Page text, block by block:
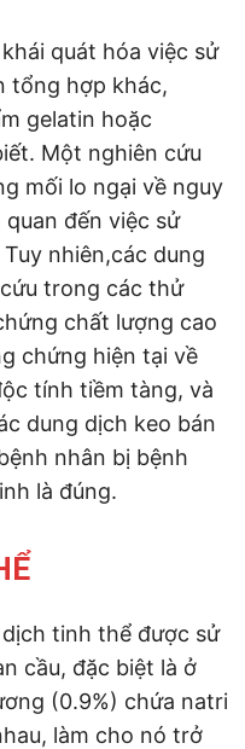
quát hóa việc sử
tổng hợp khác,
gelatin hoặc
Một nghiên cứu
mối lo ngại về nguy
đến việc sử
nhiên,các dung
trong các thử
chất lượng cao
chứng hiện tại về
tính tiềm tàng, và
dung dịch keo bán
nhân bị bệnh
là đúng.
tinh thể được sử
cầu, đặc biệt là ở
(0.9%) chứa natri
làm cho nó trở